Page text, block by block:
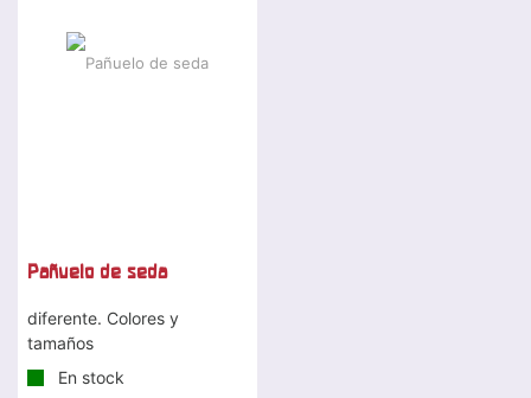
Pañuelo de seda
diferente. Colores y
tamaños
En stock